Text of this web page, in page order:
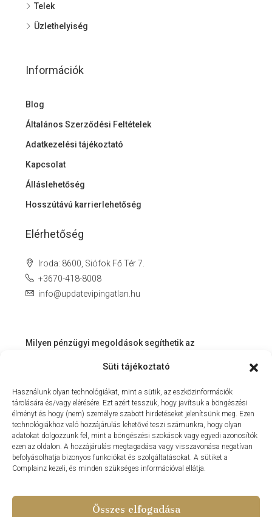
Süti tájékoztató
Használunk olyan technológiákat, mint a sütik, az eszközinformációk
tárolására és/vagy elérésére. Ezt azért tesszük, hogy javítsuk a böngészési
élményt és hogy (nem) személyre szabott hirdetéseket jelenítsünk meg. Ezen
technológiákhoz való hozzájárulás lehetővé teszi számunkra, hogy olyan
adatokat dolgozzunk fel, mint a böngészési szokások vagy egyedi azonosítók
ezen az oldalon. A hozzájárulás megtagadása vagy visszavonása negatívan
befolyásolhatja bizonyos funkciókat és szolgáltatásokat. A sütiket a
Complainz kezeli, és minden szükséges információval ellátja.
Összes elfogadása
Telek
Üzlethelyiség
Információk
Blog
Általános Szerződési Feltételek
Adatkezelési tájékoztató
Kapcsolat
Álláslehetőség
Hosszútávú karrierlehetőség
Elérhetőség
Iroda: 8600, Siófok Fő Tér 7.
+3670-418-8008
info@updatevipingatlan.hu
Milyen pénzügyi megoldások segíthetik az
szolgáltatás a Balaton környékén
MIT KÍNÁLHAT SZÁMUNKRA EGY INGATLANIRODA VEVŐI
ÉS ELADÓI NÉZŐPONTBÓL?
MILYEN KÖLTSÉGEKKEL KELL SZÁMOLNUNK
INGATLANVÁSÁRLÁS SORÁN?